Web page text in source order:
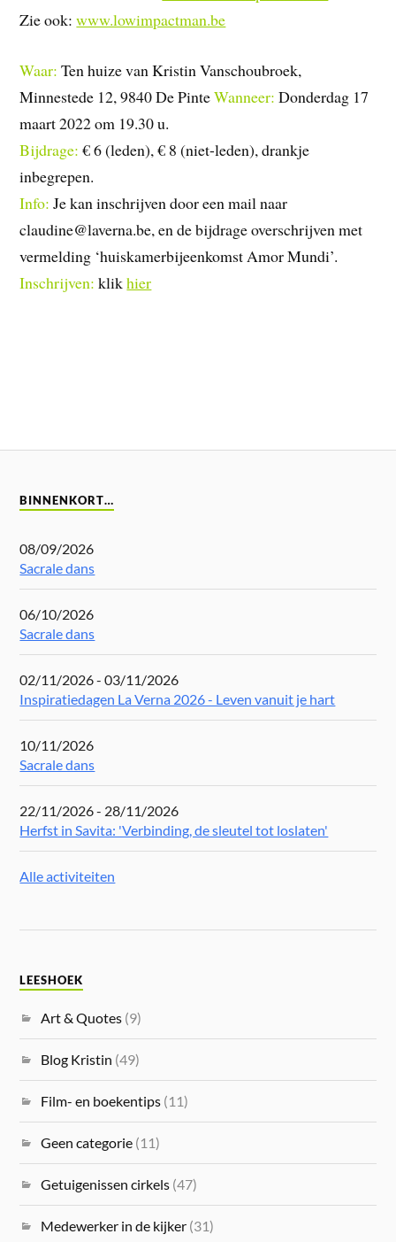
Zie ook:www.lowimpactman.be
Waar: Ten huize van Kristin Vanschoubroek,
Minnestede 12, 9840 De PinteWanneer: Donderdag 17
maart 2022 om 19.30 u.
Bijdrage: € 6 (leden), € 8 (niet-leden), drankje
inbegrepen.
Info: Je kan inschrijven door een mail naar
claudine@laverna.be, en de bijdrage overschrijven met
vermelding ‘huiskamerbijeenkomst Amor Mundi’.
Inschrijven: klikhier
BINNENKORT…
08/09/2026
Sacrale dans
06/10/2026
Sacrale dans
02/11/2026 - 03/11/2026
Inspiratiedagen La Verna 2026 - Leven vanuit je hart
10/11/2026
Sacrale dans
22/11/2026 - 28/11/2026
Herfst in Savita: 'Verbinding, de sleutel tot loslaten'
Alle activiteiten
LEESHOEK
Art & Quotes (9)
Blog Kristin (49)
Film- en boekentips (11)
Geen categorie (11)
Getuigenissen cirkels (47)
Medewerker in de kijker (31)